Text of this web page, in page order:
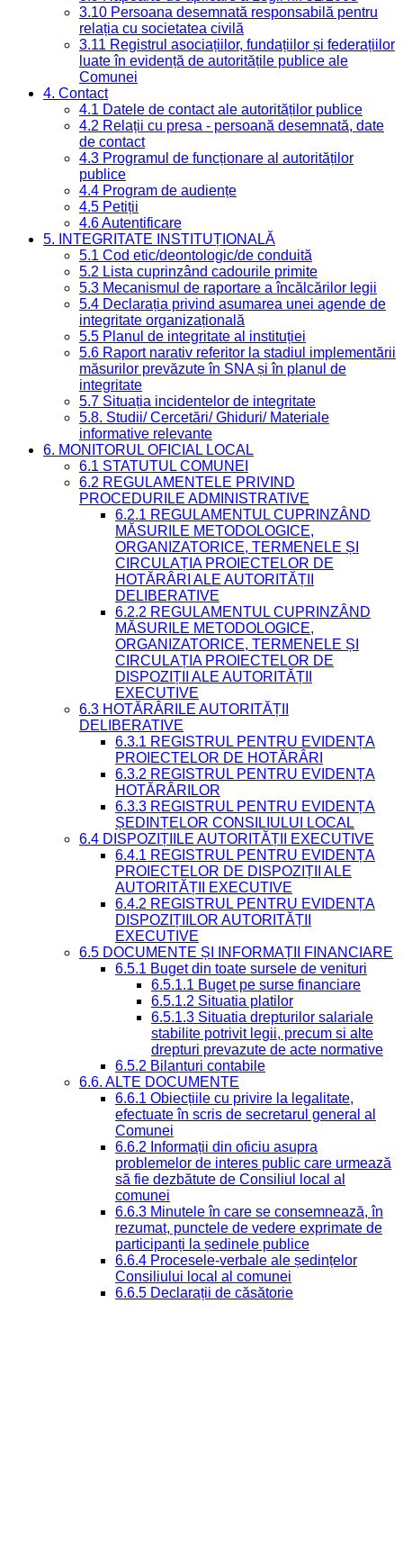
3.10 Persoana desemnată responsabilă pentru
relația cu societatea civilă
3.11 Registrul asociațiilor, fundațiilor și federațiilor
luate în evidență de autoritățile publice ale
Comunei
4. Contact
4.1 Datele de contact ale autorităților publice
4.2 Relații cu presa - persoană desemnată, date
de contact
4.3 Programul de funcționare al autorităților
publice
4.4 Program de audiențe
4.5 Petiții
4.6 Autentificare
5. INTEGRITATE INSTITUȚIONALĂ
5.1 Cod etic/deontologic/de conduită
5.2 Lista cuprinzând cadourile primite
5.3 Mecanismul de raportare a încălcărilor legii
5.4 Declarația privind asumarea unei agende de
integritate organizațională
5.5 Planul de integritate al instituției
5.6 Raport narativ referitor la stadiul implementării
măsurilor prevăzute în SNA și în planul de
integritate
5.7 Situația incidentelor de integritate
5.8. Studii/ Cercetări/ Ghiduri/ Materiale
informative relevante
6. MONITORUL OFICIAL LOCAL
6.1 STATUTUL COMUNEI
6.2 REGULAMENTELE PRIVIND
PROCEDURILE ADMINISTRATIVE
6.2.1 REGULAMENTUL CUPRINZÂND
MĂSURILE METODOLOGICE,
ORGANIZATORICE, TERMENELE ȘI
CIRCULAȚIA PROIECTELOR DE
HOTĂRÂRI ALE AUTORITĂȚII
DELIBERATIVE
6.2.2 REGULAMENTUL CUPRINZÂND
MĂSURILE METODOLOGICE,
ORGANIZATORICE, TERMENELE ȘI
CIRCULAȚIA PROIECTELOR DE
DISPOZIȚII ALE AUTORITĂȚII
EXECUTIVE
6.3 HOTĂRÂRILE AUTORITĂȚII
DELIBERATIVE
6.3.1 REGISTRUL PENTRU EVIDENȚA
PROIECTELOR DE HOTĂRÂRI
6.3.2 REGISTRUL PENTRU EVIDENȚA
HOTĂRÂRILOR
6.3.3 REGISTRUL PENTRU EVIDENȚA
ȘEDINȚELOR CONSILIULUI LOCAL
6.4 DISPOZIȚIILE AUTORITĂȚII EXECUTIVE
6.4.1 REGISTRUL PENTRU EVIDENȚA
PROIECTELOR DE DISPOZIȚII ALE
AUTORITĂȚII EXECUTIVE
6.4.2 REGISTRUL PENTRU EVIDENȚA
DISPOZIȚIILOR AUTORITĂȚII
EXECUTIVE
6.5 DOCUMENTE ȘI INFORMAȚII FINANCIARE
6.5.1 Buget din toate sursele de venituri
6.5.1.1 Buget pe surse financiare
6.5.1.2 Situatia platilor
6.5.1.3 Situatia drepturilor salariale
stabilite potrivit legii, precum si alte
drepturi prevazute de acte normative
6.5.2 Bilanturi contabile
6.6. ALTE DOCUMENTE
6.6.1 Obiecțiile cu privire la legalitate,
efectuate în scris de secretarul general al
Comunei
6.6.2 Informații din oficiu asupra
problemelor de interes public care urmează
să fie dezbătute de Consiliul local al
comunei
6.6.3 Minutele în care se consemnează, în
rezumat, punctele de vedere exprimate de
participanți la ședinele publice
6.6.4 Procesele-verbale ale ședințelor
Consiliului local al comunei
6.6.5 Declarații de căsătorie